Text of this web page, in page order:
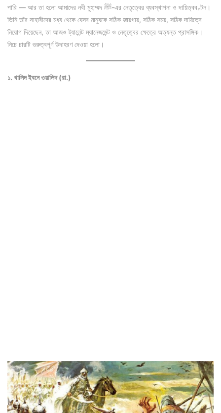
পারি — আর তা হলো আমাদের নবী মুহাম্মদ ﷺ-এর নেতৃত্বের ব্যবস্থাপনা ও দায়িত্ববণ্টন।
তিনি তাঁর সাহাবীদের মধ্য থেকে যেসব মানুষকে সঠিক জায়গায়, সঠিক সময়, সঠিক দায়িত্বে
নিয়োগ দিয়েছেন, তা আজও ট্যালেন্ট ম্যানেজমেন্ট ও নেতৃত্বের ক্ষেত্রে অত্যন্ত প্রাসঙ্গিক।
নিচে চারটি গুরুত্বপূর্ণ উদাহরণ দেওয়া হলো।
১. খালিদ ইবনে ওয়ালিদ (রা.)